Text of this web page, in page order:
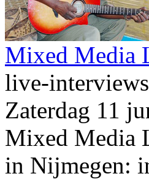
Mixed Media
live-
Zaterdag 11
Mixed Media
in Nijmegen: